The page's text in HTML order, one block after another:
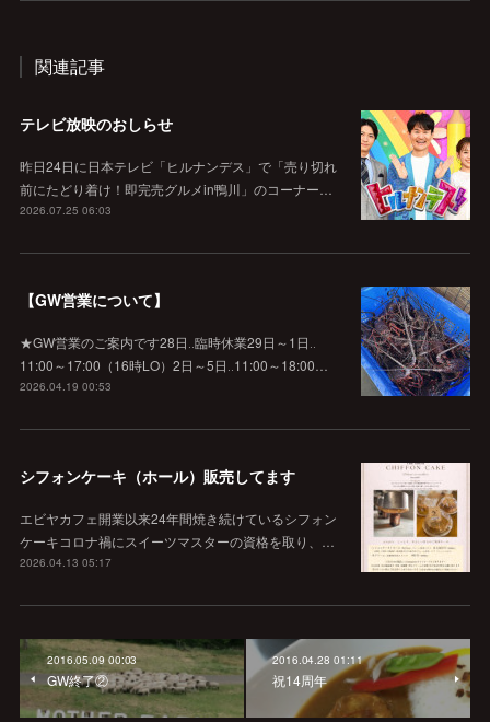
関連記事
テレビ放映のおしらせ
昨日24日に日本テレビ「ヒルナンデス」で「売り切れ
前にたどり着け！即完売グルメin鴨川」のコーナー…
2026.07.25 06:03
【GW営業について】
★GW営業のご案内です28日‥臨時休業29日～1日‥
11:00～17:00（16時LO）2日～5日‥11:00～18:00…
2026.04.19 00:53
シフォンケーキ（ホール）販売してます
エビヤカフェ開業以来24年間焼き続けているシフォン
ケーキコロナ禍にスイーツマスターの資格を取り、…
2026.04.13 05:17
2016.05.09 00:03
GW終了②
2016.04.28 01:11
祝14周年